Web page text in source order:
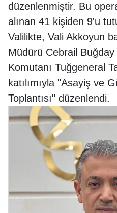
düzenlenmiştir. Bu
alınan 41 kişiden 9'u
Valilikte, Vali Akkoyun
Müdürü Cebrail
Komutanı Tuğgeneral
katılımıyla "Asayiş ve
Toplantısı" düzenlendi.